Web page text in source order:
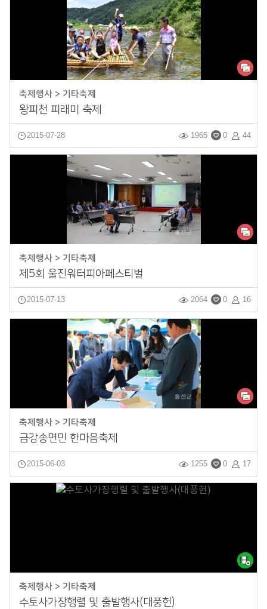
축제행사 > 기타축제
왕피천 피래미 축제
2015-07-28 44
0
1965
축제행사 > 기타축제
제5회 울진워터피아페스티벌
2015-07-13 16
0
2064
축제행사 > 기타축제
금강송면민 한마음축제
2015-06-03 17
0
1255
축제행사 > 기타축제
수토사가장행렬 및 출발행사(대풍헌)